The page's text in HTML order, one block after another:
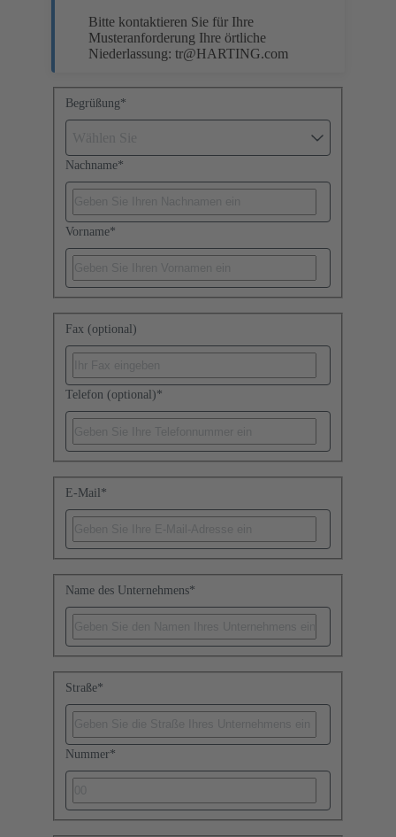
Bitte kontaktieren Sie für Ihre
Musteranforderung Ihre örtliche
Niederlassung: tr@HARTING.com
Begrüßung*
Nachname*
Vorname*
Fax (optional)
Telefon (optional)*
E-Mail*
Name des Unternehmens*
Straße*
Nummer*